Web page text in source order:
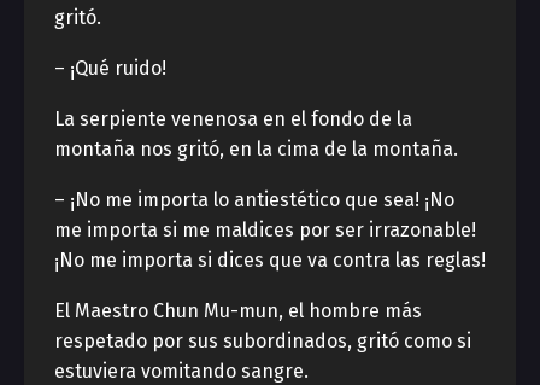
gritó.
– ¡Qué ruido!
La serpiente venenosa en el fondo de la
montaña nos gritó, en la cima de la montaña.
– ¡No me importa lo antiestético que sea! ¡No
me importa si me maldices por ser irrazonable!
¡No me importa si dices que va contra las reglas!
El Maestro Chun Mu-mun, el hombre más
respetado por sus subordinados, gritó como si
estuviera vomitando sangre.